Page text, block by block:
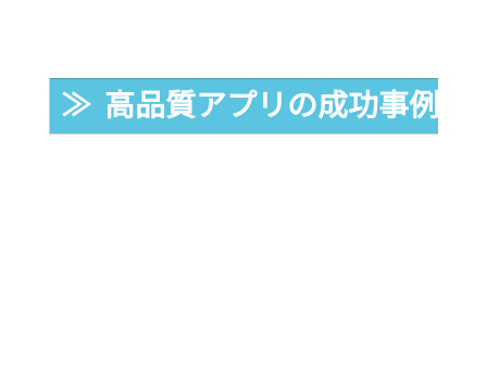
≫  高品質アプリの成功事例か